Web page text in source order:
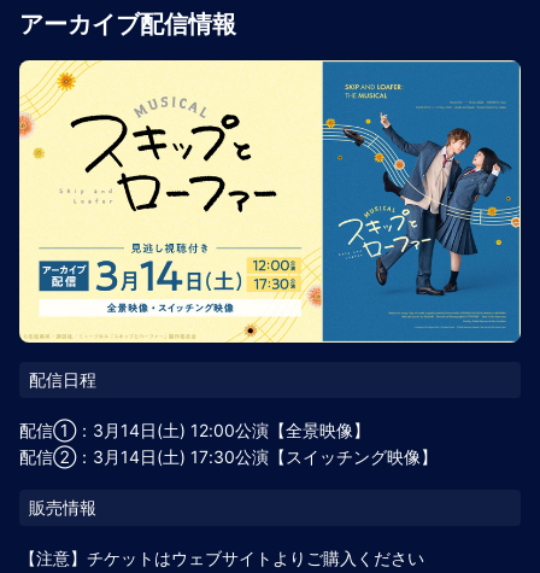
アーカイブ配信情報
配信①：3月14日(土) 12:00公演【全景映像】
配信②：3月14日(土) 17:30公演【スイッチング映像】
【注意】チケットはウェブサイトよりご購入ください